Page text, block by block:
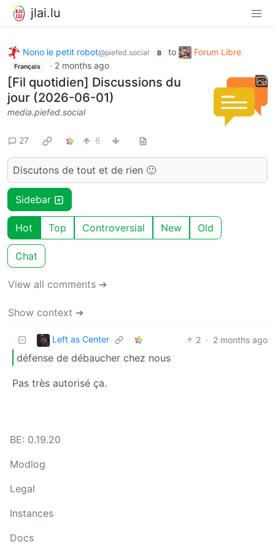
jlai.lu
Nono le petit robot@piefed.social B to Forum Libre
Français · 2 months ago
[Fil quotidien] Discussions du
jour (2026-06-01)
media.piefed.social
27 6
Discutons de tout et de rien 🙂
Sidebar
Hot Top Controversial New Old
Chat
View all comments ➔
Show context ➔
Left as Center 2 · 2 months ago
défense de débaucher chez nous
Pas très autorisé ça.
BE: 0.19.20
Modlog
Legal
Instances
Docs